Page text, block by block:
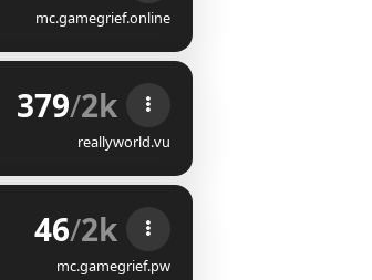
mc.gamegrief.online
379/2k
reallyworld.vu
46/2k
mc.gamegrief.pw